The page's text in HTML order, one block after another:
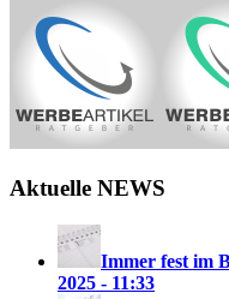
Aktuelle NEWS
Immer fest im
2025 - 11:33